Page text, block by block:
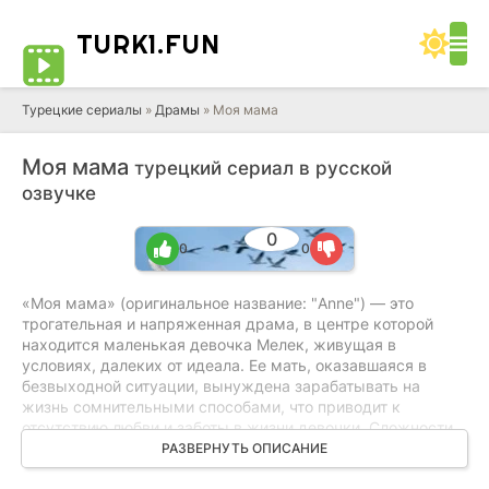
TURK1.FUN
Турецкие сериалы » Драмы » Моя мама
Моя мама турецкий сериал в русской
озвучке
0
0 0
«Моя мама» (оригинальное название: "Anne") — это
трогательная и напряженная драма, в центре которой
находится маленькая девочка Мелек, живущая в
условиях, далеких от идеала. Ее мать, оказавшаяся в
безвыходной ситуации, вынуждена зарабатывать на
жизнь сомнительными способами, что приводит к
отсутствию любви и заботы в жизни девочки. Сложности
усугубляются жестоким сожителем, Дженгизом, который
не только наносит физические и моральные страдания
РАЗВЕРНУТЬ ОПИСАНИЕ